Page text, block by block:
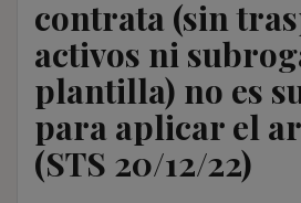
contrata (sin
activos ni
plantilla) no es
para aplicar el
(STS 20/12/22)